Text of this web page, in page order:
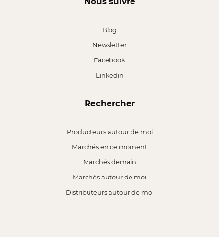
Blog
Newsletter
Facebook
Linkedin
Rechercher
Producteurs autour de moi
Marchés en ce moment
Marchés demain
Marchés autour de moi
Distributeurs autour de moi